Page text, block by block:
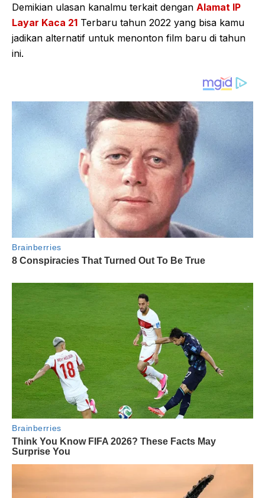
Demikian ulasan kanalmu terkait dengan Alamat IP
Layar Kaca 21 Terbaru tahun 2022 yang bisa kamu
jadikan alternatif untuk menonton film baru di tahun
ini.